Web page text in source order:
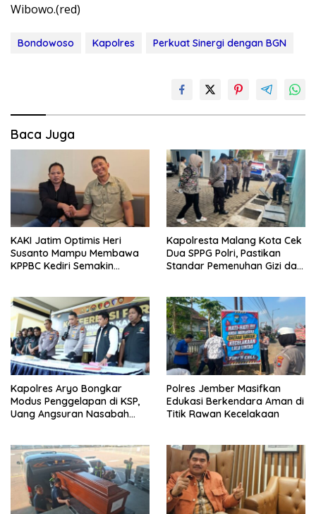
Wibowo.(red)
Bondowoso Kapolres Perkuat Sinergi dengan BGN
Baca Juga
KAKI Jatim Optimis Heri
Susanto Mampu Membawa
KPPBC Kediri Semakin
Kapolresta Malang Kota Cek
Dua SPPG Polri, Pastikan
Standar Pemenuhan Gizi dan
Kapolres Aryo Bongkar
Modus Penggelapan di KSP,
Uang Angsuran Nasabah
Polres Jember Masifkan
Edukasi Berkendara Aman di
Titik Rawan Kecelakaan